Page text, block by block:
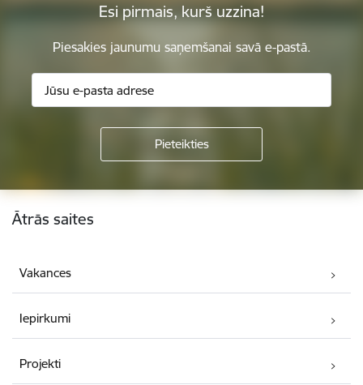
Esi pirmais, kurš uzzina!
Piesakies jaunumu saņemšanai savā e-pastā.
Kājene
Ātrās saites
Vakances
Iepirkumi
Projekti